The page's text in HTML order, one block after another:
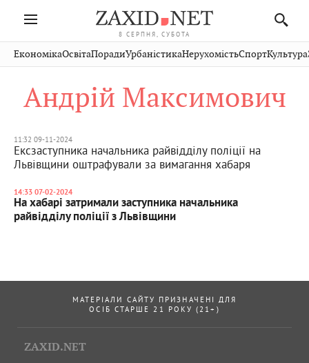
8 СЕРПНЯ, СУБОТА
Івано-
Франківськ
Волинь
Рівне
Чернівці
Стрий
Хмельницький
Публікації
Авто СловкоКультура
Кіно Дім СпортКраєзнавство
ЕкономікаОсвітаПорадиУрбаністикаНерухомістьСпортКультура
Андрій Максимович
11:32 09-11-2024
Ексзаступника начальника райвідділу поліції на
Львівщини оштрафували за вимагання хабаря
14:33 07-02-2024
На хабарі затримали заступника начальника
райвідділу поліції з Львівщини
МАТЕРІАЛИ САЙТУ ПРИЗНАЧЕНІ ДЛЯ
ОСІБ СТАРШЕ 21 РОКУ (21+)
ZAXID.NET